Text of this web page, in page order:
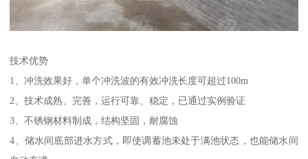
技术优势
1、冲洗效果好，单个冲洗波的有效冲洗长度可超过100m
2、技术成熟、完善，运行可靠、稳定，已通过实例验证
3、不锈钢材料制成，结构坚固，耐腐蚀
4、储水间底部进水方式，即使调蓄池未处于满池状态，也能储水间